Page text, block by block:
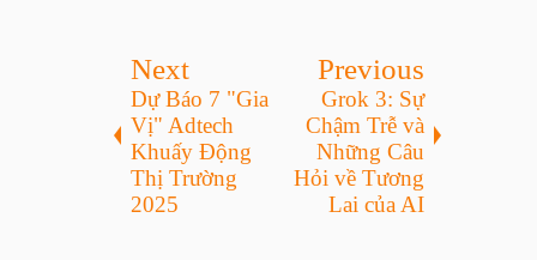
Next
Dự Báo 7 "Gia
Vị" Adtech
Khuấy Động
Thị Trường
2025
Previous
Grok 3: Sự
Chậm Trễ và
Những Câu
Hỏi về Tương
Lai của AI